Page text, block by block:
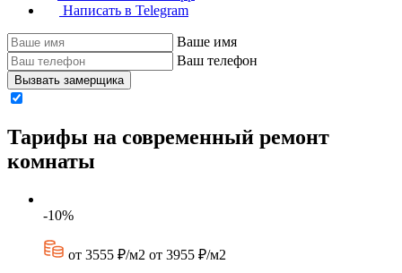
Написать в Telegram
Ваше имя
Ваш телефон
Вызвать замерщика
Тарифы на современный ремонт
комнаты
-10%
от 3555 ₽/м2 от 3955 ₽/м2